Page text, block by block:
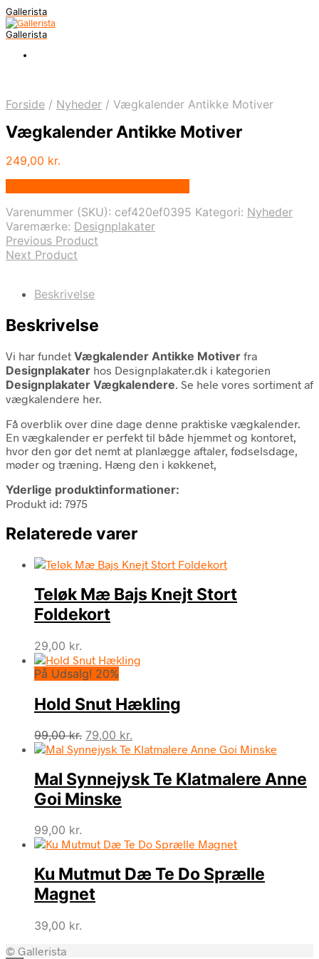
Gallerista
Gallerista
Forside / Nyheder / Vægkalender Antikke Motiver
Vægkalender Antikke Motiver
249,00 kr.
Varenummer (SKU): cef420ef0395 Kategori: Nyheder
Varemærke: Designplakater
Previous Product
Next Product
Beskrivelse
Beskrivelse
Vi har fundet Vægkalender Antikke Motiver fra
Designplakater hos Designplakater.dk i kategorien
Designplakater Vægkalendere. Se hele vores sortiment af
vægkalendere her.
Få overblik over dine dage denne praktiske vægkalender.
En vægkalender er perfekt til både hjemmet og kontoret,
hvor den gør det nemt at planlægge aftaler, fødselsdage,
møder og træning. Hæng den i køkkenet,
Yderlige produktinformationer:
Produkt id: 7975
Relaterede varer
Teløk Mæ Bajs Knejt Stort
Foldekort
29,00 kr.
På Udsalg! 20%
Hold Snut Hækling
99,00kr. Den
oprindelige
var:
99,00 kr..
79,00 kr.
aktuelle
er:
79,00 kr..
Mal Synnejysk Te Klatmalere Anne
Goi Minske
99,00 kr.
Ku Mutmut Dæ Te Do Sprælle
Magnet
39,00 kr.
© Gallerista